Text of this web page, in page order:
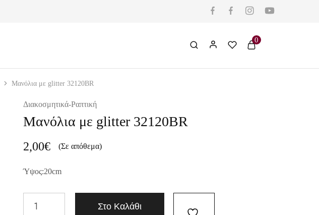
0
Μανόλια με glitter 32120BR
Διακοσμητικά-Ραπτική
Μανόλια με glitter 32120BR
2,00€ (Σε απόθεμα)
Ύψος:20cm
Στο Καλάθι